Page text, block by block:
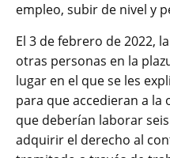
empleo, subir de nivel y
El 3 de febrero de 2022,
otras personas en la
lugar en el que se les
para que accedieran a la
que deberían laborar
adquirir el derecho al